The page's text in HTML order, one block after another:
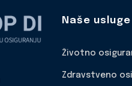
Naše usluge
Životno
Zdravstveno